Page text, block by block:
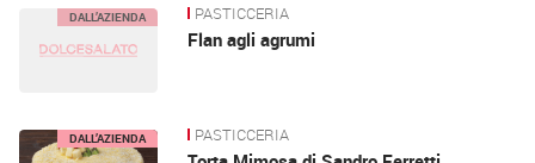
DALL’AZIENDA PASTICCERIA
Flan agli agrumi
DALL’AZIENDA PASTICCERIA